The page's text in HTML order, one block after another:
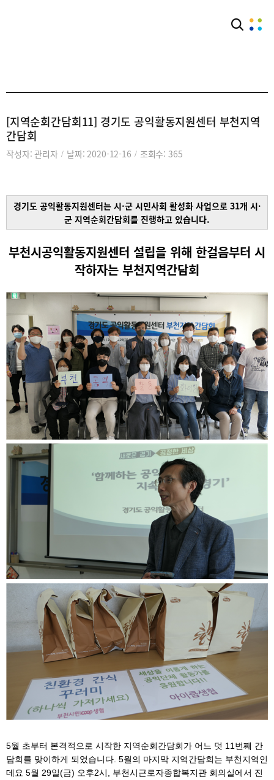
[지역순회간담회11] 경기도 공익활동지원센터 부천지역
간담회
작성자: 관리자 / 날짜: 2020-12-16 / 조회수: 365
경기도 공익활동지원센터는 시·군 시민사회 활성화 사업으로 31개 시·
군 지역순회간담회를 진행하고 있습니다.
부천시공익활동지원센터 설립을 위해 한걸음부터 시
작하자는 부천지역간담회
5월 초부터 본격적으로 시작한 지역순회간담회가 어느 덧 11번째 간
담회를 맞이하게 되었습니다. 5월의 마지막 지역간담회는 부천지역인
데요 5월 29일(금) 오후2시, 부천시근로자종합복지관 회의실에서 진